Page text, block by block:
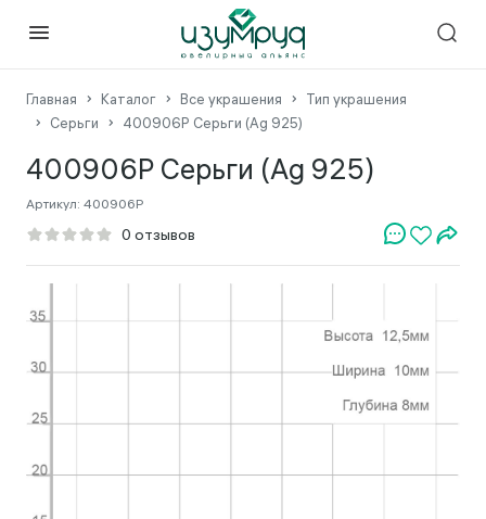
Главная Каталог Все украшения
Тип украшения
Серьги
400906Р Серьги (Ag 925)
400906Р Серьги (Ag 925)
Артикул: 400906Р